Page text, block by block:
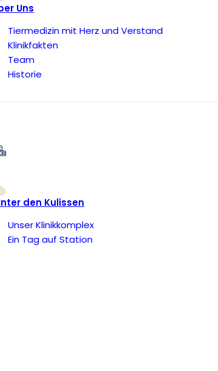
Uns
Tiermedizin mit Herz und Verstand
Klinikfakten
Team
Historie
den Kulissen
Unser Klinikkomplex
Ein Tag auf Station